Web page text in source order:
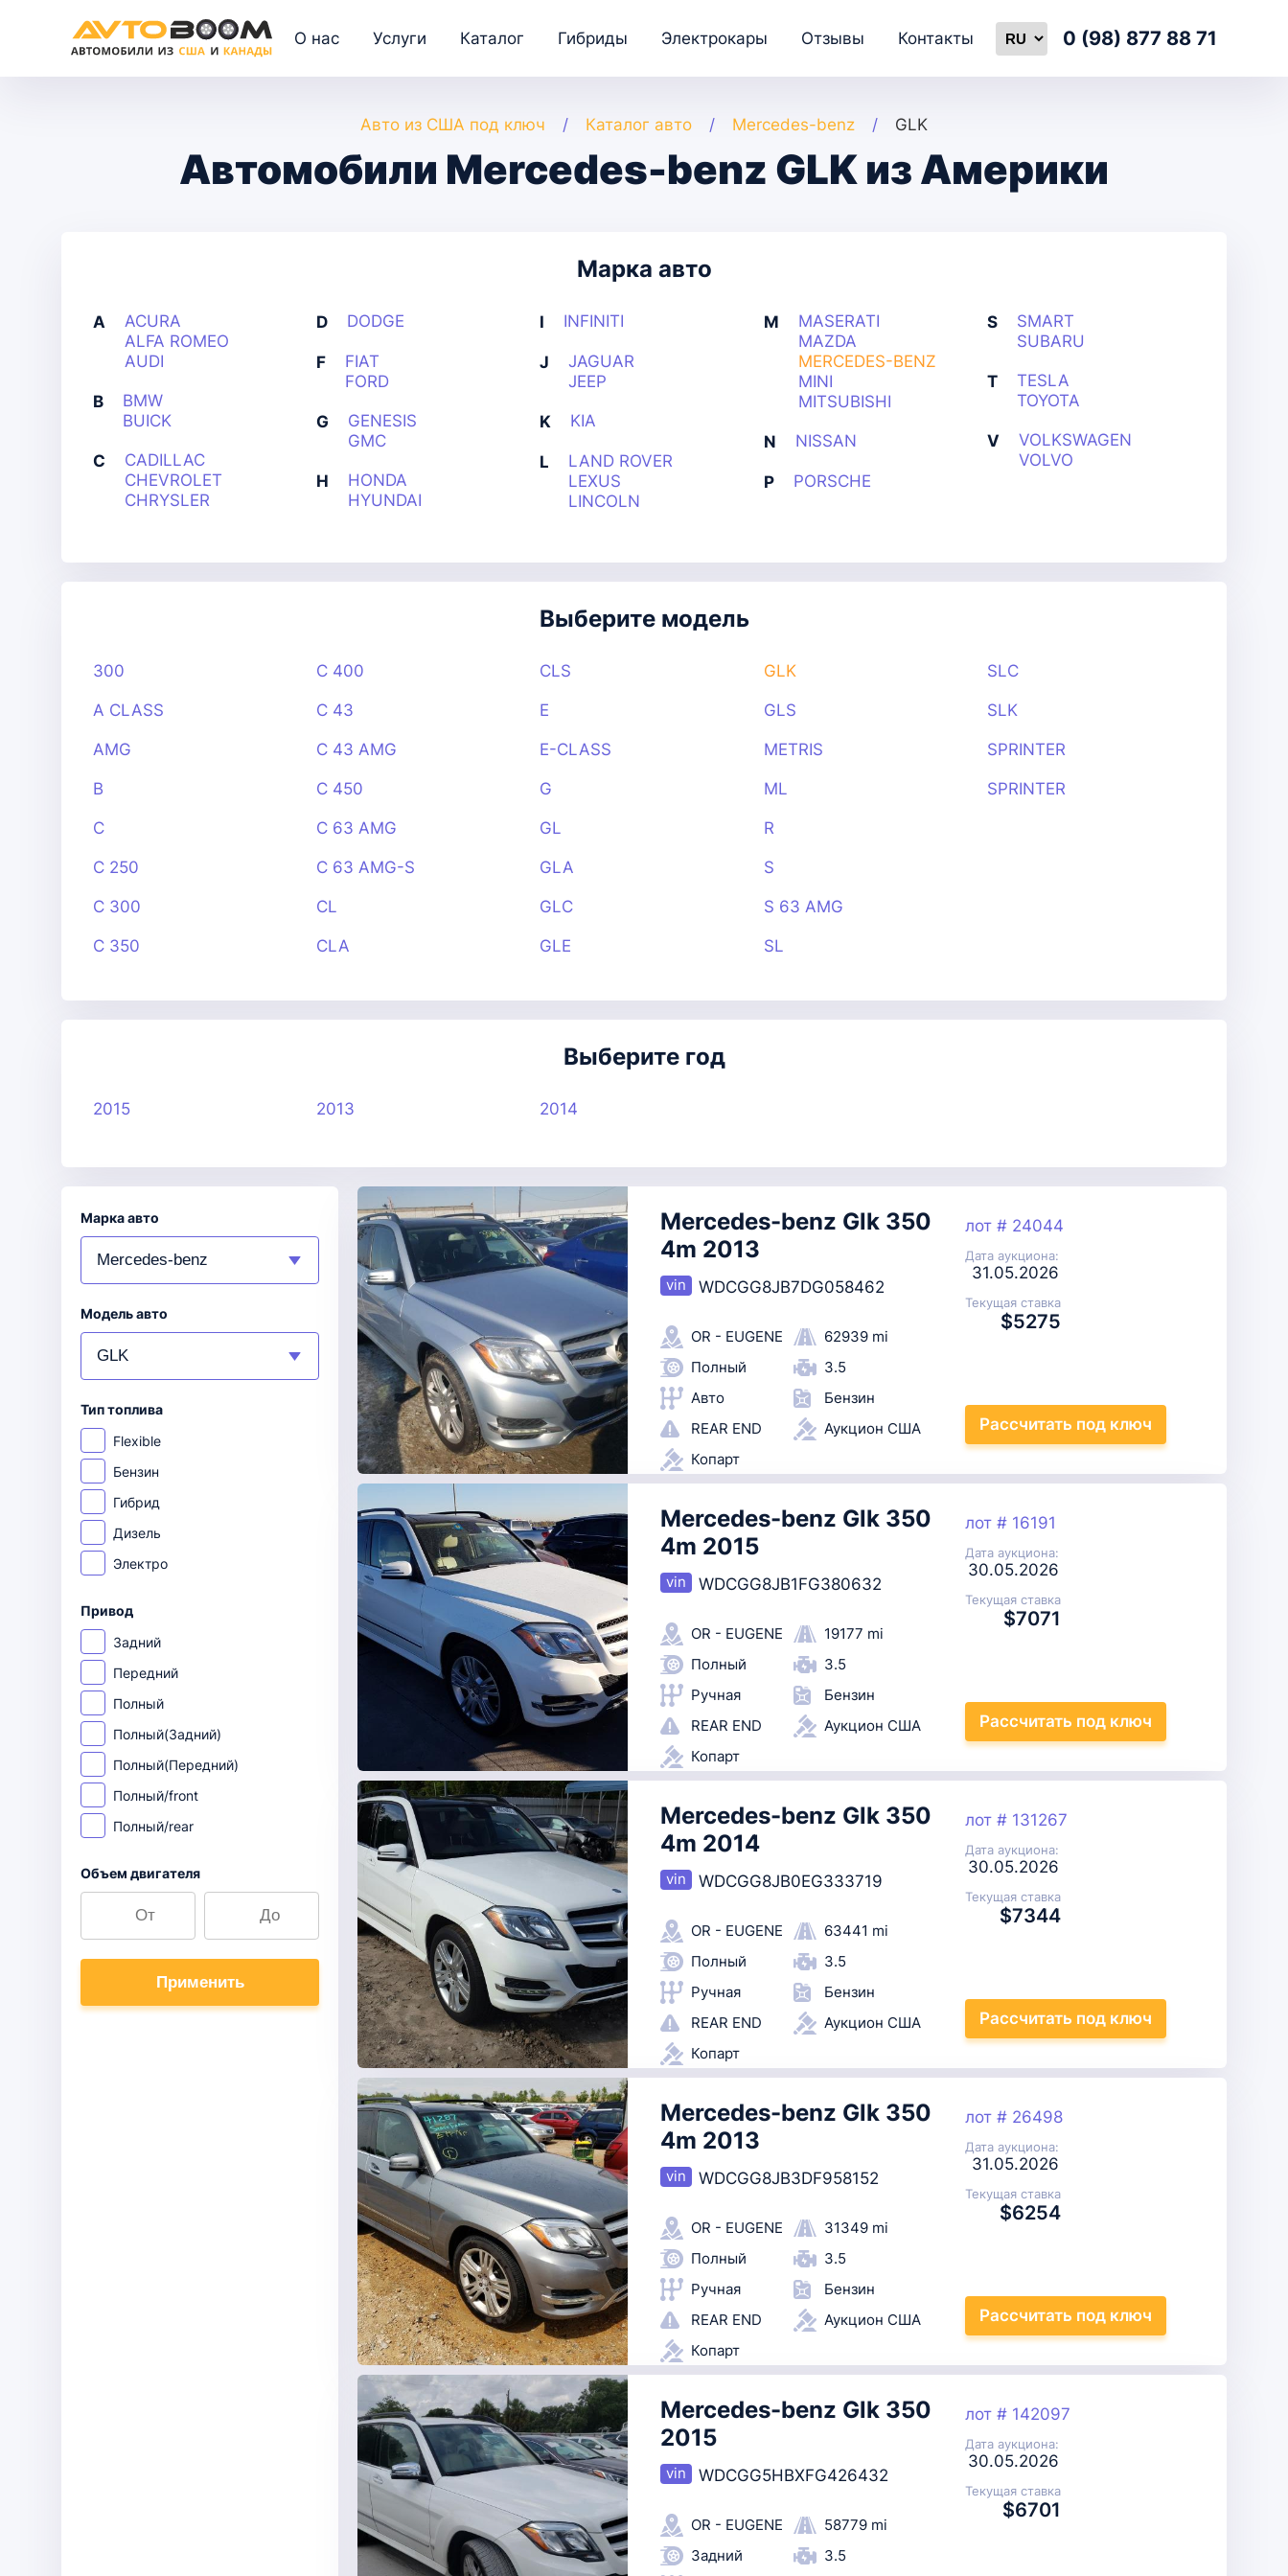
О нас Услуги Каталог Гибриды Электрокары Отзывы Контакты 0 (98) 877 88 71
Авто из США под ключ Каталог авто Mercedes-benz GLK
Автомобили Mercedes-benz GLK из Америки
Марка авто
A
ACURA
ALFA ROMEO
AUDI
B
BMW
BUICK
C
CADILLAC
CHEVROLET
CHRYSLER
D DODGE
F
FIAT
FORD
G
GENESIS
GMC
H
HONDA
HYUNDAI
I INFINITI
J
JAGUAR
JEEP
K KIA
L
LAND ROVER
LEXUS
LINCOLN
M
MASERATI
MAZDA
MERCEDES-BENZ
MINI
MITSUBISHI
N NISSAN
P PORSCHE
S
SMART
SUBARU
T
TESLA
TOYOTA
V
VOLKSWAGEN
VOLVO
Выберите модель
300
A CLASS
AMG
B
C
C 250
C 300
C 350
C 400
C 43
C 43 AMG
C 450
C 63 AMG
C 63 AMG-S
CL
CLA
CLS
E
E-CLASS
G
GL
GLA
GLC
GLE
GLK
GLS
METRIS
ML
R
S
S 63 AMG
SL
SLC
SLK
SPRINTER
SPRINTER
Выберите год
2015 2013 2014
Марка авто
Модель авто
Тип топлива
Flexible
Бензин
Гибрид
Дизель
Электро
Привод
Задний
Передний
Полный
Полный(Задний)
Полный(Передний)
Полный/front
Полный/rear
Объем двигателя
Применить
Mercedes-benz Glk 350
4m 2013
WDCGG8JB7DG058462
OR - EUGENE
62939 mi
Полный
3.5
Авто
Бензин
REAR END
Аукцион США
Копарт
лот # 24044
Дата аукциона:
31.05.2026
Текущая ставка
$5275
Рассчитать под ключ
Mercedes-benz Glk 350
4m 2015
WDCGG8JB1FG380632
OR - EUGENE
19177 mi
Полный
3.5
Ручная
Бензин
REAR END
Аукцион США
Копарт
лот # 16191
Дата аукциона:
30.05.2026
Текущая ставка
$7071
Рассчитать под ключ
Mercedes-benz Glk 350
4m 2014
WDCGG8JB0EG333719
OR - EUGENE
63441 mi
Полный
3.5
Ручная
Бензин
REAR END
Аукцион США
Копарт
лот # 131267
Дата аукциона:
30.05.2026
Текущая ставка
$7344
Рассчитать под ключ
Mercedes-benz Glk 350
4m 2013
WDCGG8JB3DF958152
OR - EUGENE
31349 mi
Полный
3.5
Ручная
Бензин
REAR END
Аукцион США
Копарт
лот # 26498
Дата аукциона:
31.05.2026
Текущая ставка
$6254
Рассчитать под ключ
Mercedes-benz Glk 350
2015
WDCGG5HBXFG426432
OR - EUGENE
58779 mi
Задний
3.5
лот # 142097
Дата аукциона:
30.05.2026
Текущая ставка
$6701